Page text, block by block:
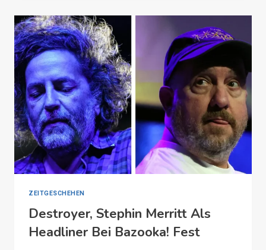
VERMISST
GEMELDET
ZEITGESCHEHEN
Destroyer, Stephin Merritt Als
Headliner Bei Bazooka! Fest